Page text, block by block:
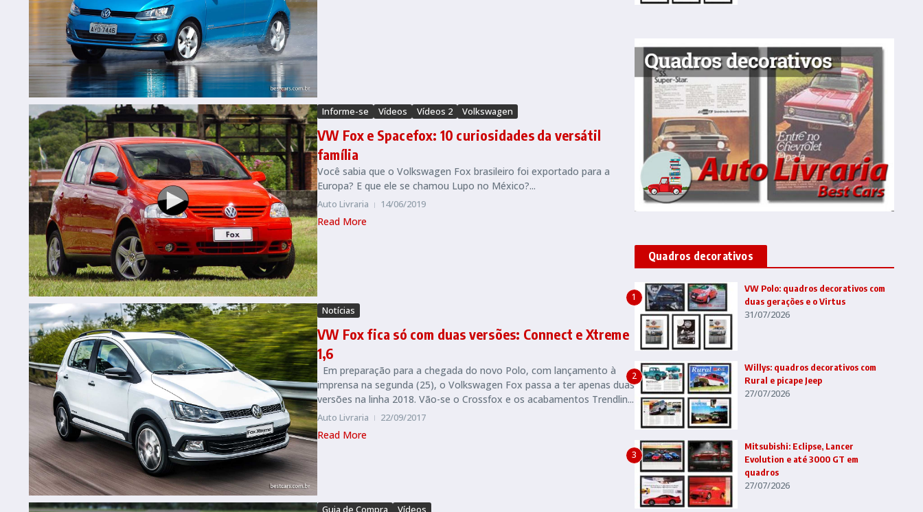
Informe-se Vídeos Vídeos 2 Volkswagen
VW Fox e Spacefox: 10 curiosidades da versátil
família
Você sabia que o Volkswagen Fox brasileiro foi exportado para a
Europa? E que ele se chamou Lupo no México?...
Auto Livraria 14/06/2019
Read More
Notícias
VW Fox fica só com duas versões: Connect e Xtreme
1,6
Em preparação para a chegada do novo Polo, com lançamento à
imprensa na segunda (25), o Volkswagen Fox passa a ter apenas duas
versões na linha 2018. Vão-se o Crossfox e os acabamentos Trendlin...
Auto Livraria 22/09/2017
Read More
Guia de Compra Vídeos
Quadros decorativos
1
VW Polo: quadros decorativos com
duas gerações e o Virtus
31/07/2026
2
Willys: quadros decorativos com
Rural e picape Jeep
27/07/2026
3
Mitsubishi: Eclipse, Lancer
Evolution e até 3000 GT em
quadros
27/07/2026